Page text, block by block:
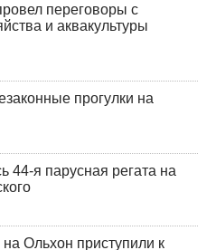
переговоры с
и аквакультуры
прогулки на
44-я парусная регата на
Ольхон приступили к